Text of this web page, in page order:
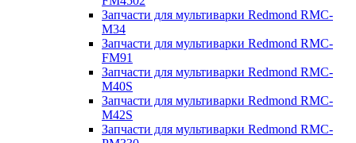
Запчасти для мультиварки Redmond RMC-
M34
Запчасти для мультиварки Redmond RMC-
FM91
Запчасти для мультиварки Redmond RMC-
M40S
Запчасти для мультиварки Redmond RMC-
M42S
Запчасти для мультиварки Redmond RMC-